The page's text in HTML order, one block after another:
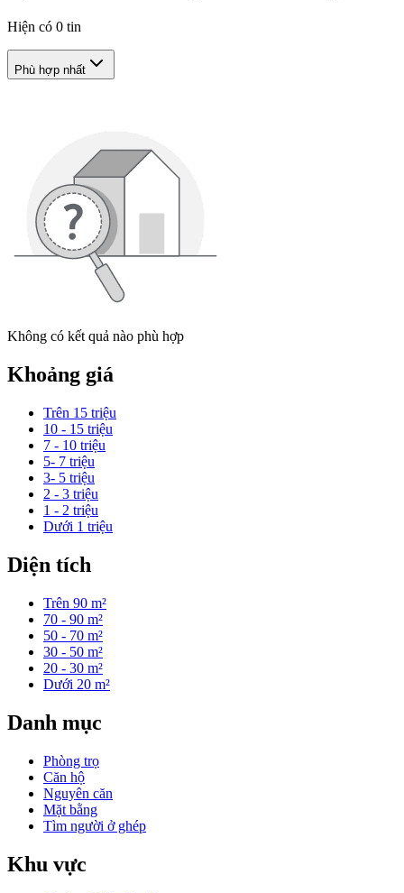
Hiện có 0 tin
Phù hợp nhất
Không có kết quả nào phù hợp
Khoảng giá
Trên 15 triệu
10 - 15 triệu
7 - 10 triệu
5- 7 triệu
3- 5 triệu
2 - 3 triệu
1 - 2 triệu
Dưới 1 triệu
Diện tích
Trên 90 m²
70 - 90 m²
50 - 70 m²
30 - 50 m²
20 - 30 m²
Dưới 20 m²
Danh mục
Phòng trọ
Căn hộ
Nguyên căn
Mặt bằng
Tìm người ở ghép
Khu vực